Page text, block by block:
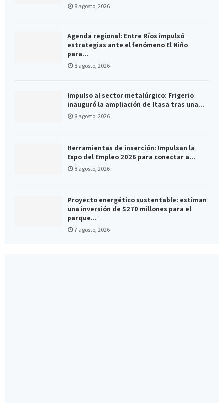
8 agosto, 2026
Agenda regional: Entre Ríos impulsó
estrategias ante el fenómeno El Niño
para...
8 agosto, 2026
Impulso al sector metalúrgico: Frigerio
inauguró la ampliación de Itasa tras una...
8 agosto, 2026
Herramientas de inserción: Impulsan la
Expo del Empleo 2026 para conectar a...
8 agosto, 2026
Proyecto energético sustentable: estiman
una inversión de $270 millones para el
parque...
7 agosto, 2026